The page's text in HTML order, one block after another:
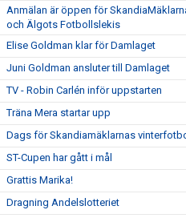
Anmälan är öppen för
och Älgots Fotbollslekis
Elise Goldman klar för Damlaget
Juni Goldman ansluter till Damlaget
TV - Robin Carlén inför uppstarten
Träna Mera startar upp
Dags för Skandiamäklarnas
ST-Cupen har gått i mål
Grattis Marika!
Dragning Andelslotteriet